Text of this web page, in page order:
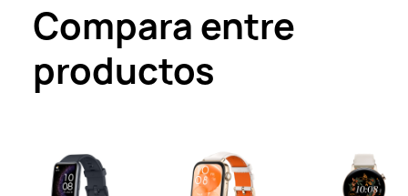
Compara entre
productos